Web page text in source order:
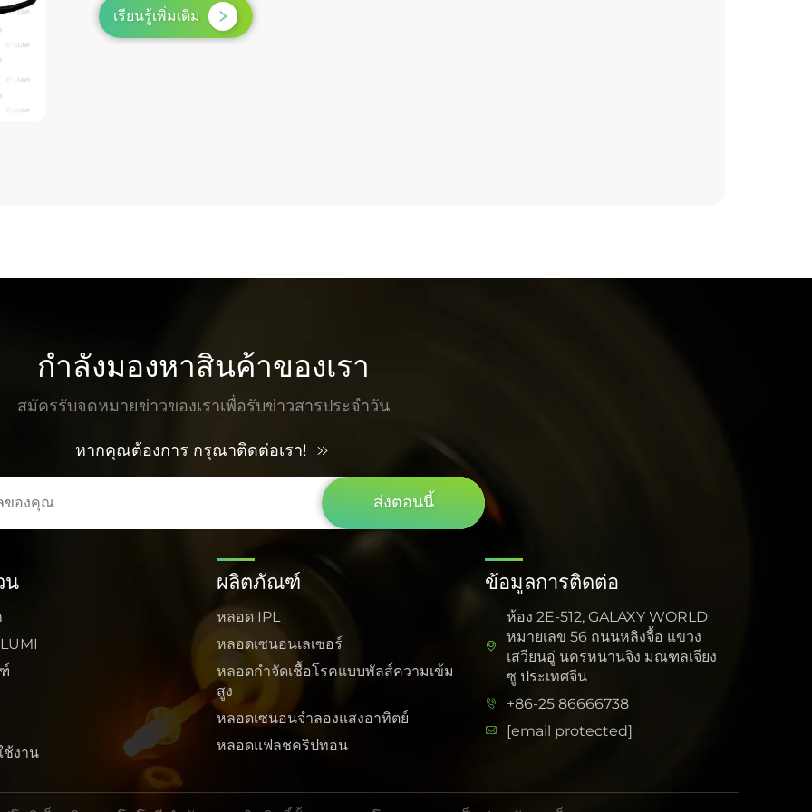
เรียนรู้เพิ่มเติม
กำลังมองหาสินค้าของเรา
สมัครรับจดหมายข่าวของเราเพื่อรับข่าวสารประจำวัน
หากคุณต้องการ กรุณาติดต่อเรา!
ส่งตอนนี้
น
ช้งาน
ผลิตภัณฑ์
หลอด IPL
หลอดเซนอนเลเซอร์
หลอดกำจัดเชื้อโรคแบบพัลส์ความเข้ม
สูง
หลอดเซนอนจำลองแสงอาทิตย์
หลอดแฟลชคริปทอน
ข้อมูลการติดต่อ
ห้อง 2E-512, GALAXY WORLD
หมายเลข 56 ถนนหลิงจื้อ แขวง
เสวียนอู่ นครหนานจิง มณฑลเจียง
ซู ประเทศจีน
+86-25 86666738
[email protected]